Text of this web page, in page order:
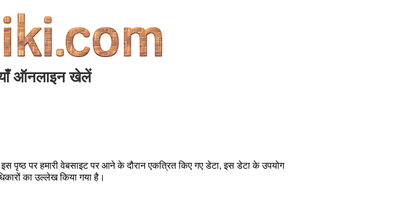
ऑनलाइन खेलें
पृष्ठ पर हमारी वेबसाइट पर आने के दौरान एकत्रित किए गए डेटा, इस डेटा के उपयोग
का उल्लेख किया गया है।